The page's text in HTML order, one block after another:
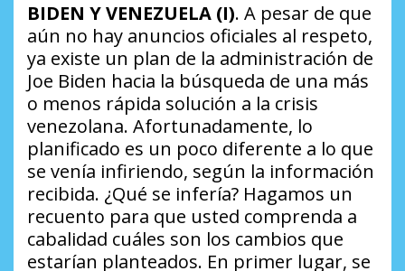
BIDEN Y VENEZUELA (I). A pesar de que
aún no hay anuncios oficiales al respeto,
ya existe un plan de la administración de
Joe Biden hacia la búsqueda de una más
o menos rápida solución a la crisis
venezolana. Afortunadamente, lo
planificado es un poco diferente a lo que
se venía infiriendo, según la información
recibida. ¿Qué se infería? Hagamos un
recuento para que usted comprenda a
cabalidad cuáles son los cambios que
estarían planteados. En primer lugar, se